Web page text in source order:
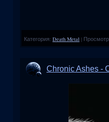
Категория: Death Metal |
Chronic Ashes -